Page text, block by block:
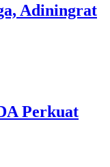
Adiningrat
Perkuat